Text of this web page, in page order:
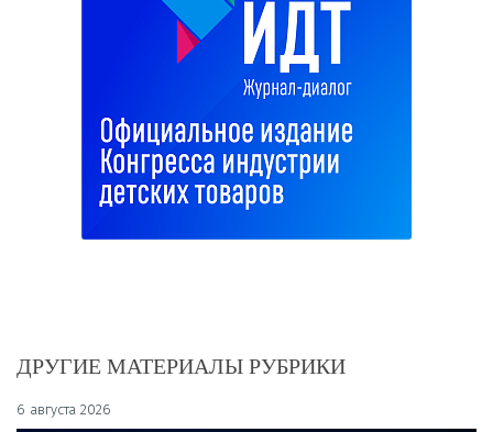
ДРУГИЕ МАТЕРИАЛЫ РУБРИКИ
6 августа 2026